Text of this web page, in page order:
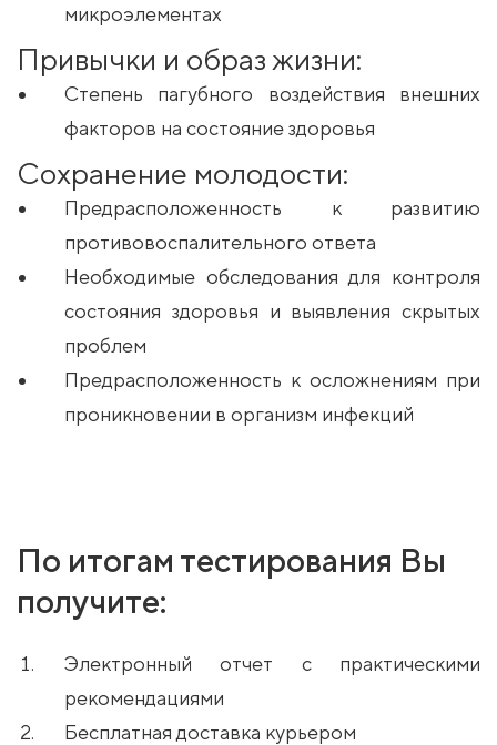
микроэлементах
Привычки и образ жизни:
Степень пагубного воздействия внешних
факторов на состояние здоровья
Сохранение молодости:
Предрасположенность к развитию
противовоспалительного ответа
Необходимые обследования для контроля
состояния здоровья и выявления скрытых
проблем
Предрасположенность к осложнениям при
проникновении в организм инфекций
По итогам тестирования Вы
получите:
Электронный отчет с практическими
рекомендациями
Бесплатная доставка курьером